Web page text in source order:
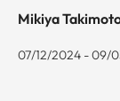
Mikiya
07/12/2024 - 09/